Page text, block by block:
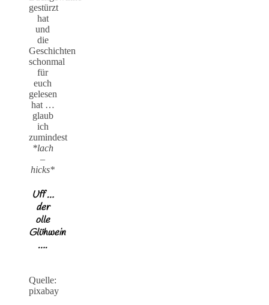
gestürzt
hat
und
die
Geschichten
schonmal
für
euch
gelesen
hat …
glaub
ich
zumindest
*lach
–
hicks*
Uff …
der
olle
Glühwein
….
Quelle:
pixabay